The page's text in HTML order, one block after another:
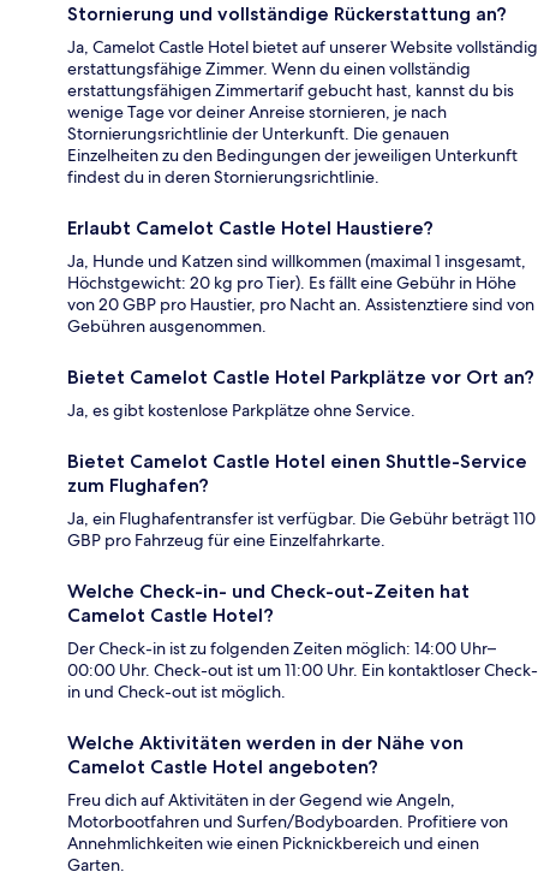
Stornierung und vollständige Rückerstattung an?
Ja, Camelot Castle Hotel bietet auf unserer Website vollständig
erstattungsfähige Zimmer. Wenn du einen vollständig
erstattungsfähigen Zimmertarif gebucht hast, kannst du bis
wenige Tage vor deiner Anreise stornieren, je nach
Stornierungsrichtlinie der Unterkunft. Die genauen
Einzelheiten zu den Bedingungen der jeweiligen Unterkunft
findest du in deren Stornierungsrichtlinie.
Erlaubt Camelot Castle Hotel Haustiere?
Ja, Hunde und Katzen sind willkommen (maximal 1 insgesamt,
Höchstgewicht: 20 kg pro Tier). Es fällt eine Gebühr in Höhe
von 20 GBP pro Haustier, pro Nacht an. Assistenztiere sind von
Gebühren ausgenommen.
Bietet Camelot Castle Hotel Parkplätze vor Ort an?
Ja, es gibt kostenlose Parkplätze ohne Service.
Bietet Camelot Castle Hotel einen Shuttle-Service
zum Flughafen?
Ja, ein Flughafentransfer ist verfügbar. Die Gebühr beträgt 110
GBP pro Fahrzeug für eine Einzelfahrkarte.
Welche Check-in- und Check-out-Zeiten hat
Camelot Castle Hotel?
Der Check-in ist zu folgenden Zeiten möglich: 14:00 Uhr–
00:00 Uhr. Check-out ist um 11:00 Uhr. Ein kontaktloser Check-
in und Check-out ist möglich.
Welche Aktivitäten werden in der Nähe von
Camelot Castle Hotel angeboten?
Freu dich auf Aktivitäten in der Gegend wie Angeln,
Motorbootfahren und Surfen/Bodyboarden. Profitiere von
Annehmlichkeiten wie einen Picknickbereich und einen
Garten.